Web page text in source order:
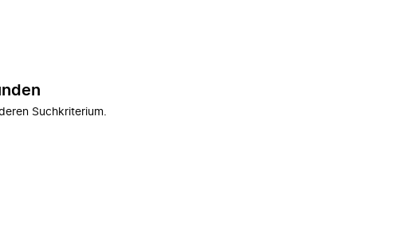
Suchkriterium.